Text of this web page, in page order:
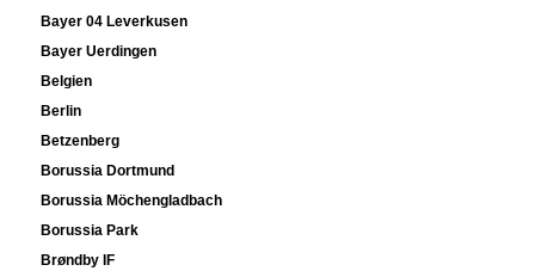
Bayer 04 Leverkusen
Bayer Uerdingen
Belgien
Berlin
Betzenberg
Borussia Dortmund
Borussia Möchengladbach
Borussia Park
Brøndby IF